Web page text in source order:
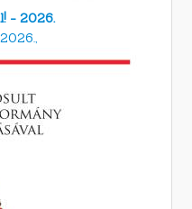
- 2026.